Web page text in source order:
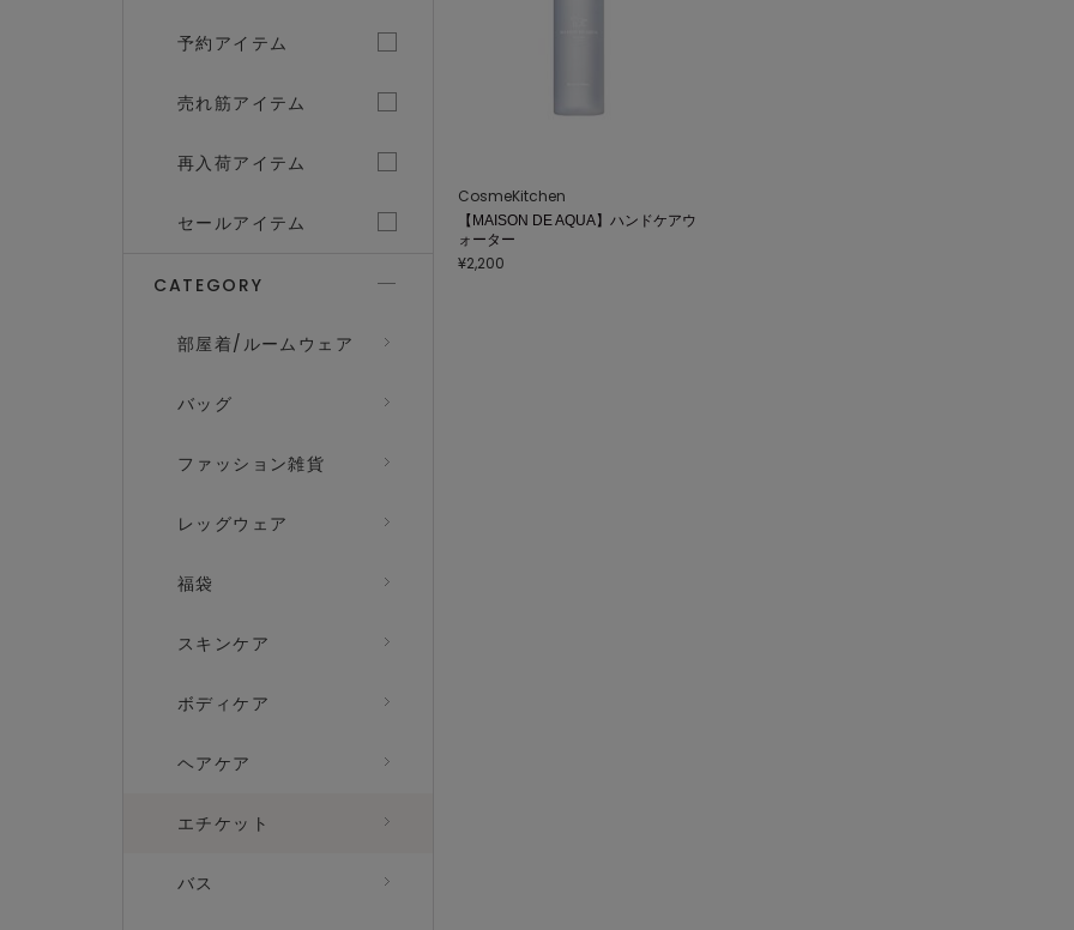
予約アイテム
売れ筋アイテム
再入荷アイテム
セールアイテム
CATEGORY
部屋着/ルームウェア
バッグ
ファッション雑貨
レッグウェア
福袋
スキンケア
ボディケア
ヘアケア
エチケット
バス
CosmeKitchen
【MAISON DE AQUA】ハンドケアウ
ォーター
¥2,200